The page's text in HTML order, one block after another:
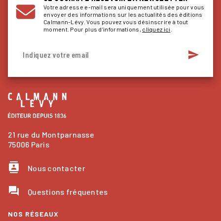
Votre adresse e-mail sera uniquement utilisée pour vous
envoyer des informations sur les actualités des éditions
Calmann-Lévy. Vous pouvez vous désinscrire à tout
moment. Pour plus d’informations, cliquez ici
Indiquez votre email send
21 rue du Montparnasse
75006 Paris
contacts Nous contacter
question_answer Questions fréquentes
NOS RÉSEAUX